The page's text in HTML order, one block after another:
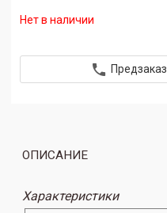
Нет в наличии
Предзаказ
ОПИСАНИЕ
Характеристики